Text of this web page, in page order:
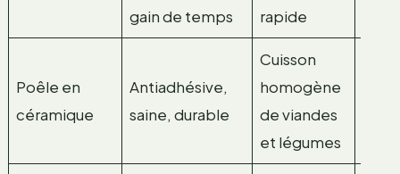
gain de temps
rapide
Poêle en
céramique
Antiadhésive,
saine, durable
Cuisson
homogène
de viandes
et légumes